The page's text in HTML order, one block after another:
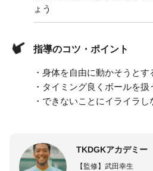
ょう
指導のコツ・ポイント
・身体を自由に動かそうとす
・タイミング良くボールを扱
・できないことにイライラし
TKDGKアカデミー
【監修】武田幸生